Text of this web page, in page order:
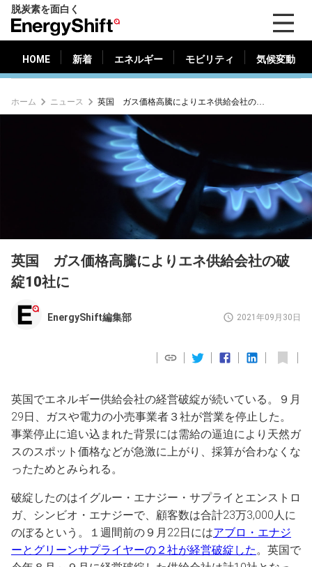
脱炭素を面白く
ナ
ジ
ー
フ
ト）
HOME 新着 エネルギー モビリティ 気候変動
新着 エネルギー 気候変動
ホーム ニュース 英国 ガス価格高騰によりエネ供給会社の破綻10社に
英国 ガス価格高騰によりエネ供給会社の破
綻10社に
EnergyShift編集部 2021年09月30日
英国でエネルギー供給会社の経営破綻が続いている。９月
29日、ガスや電力の小売事業者３社が営業を停止した。
事業停止に追い込まれた背景には需給の逼迫により天然ガ
スのスポット価格などが急激に上がり、採算が合わなくな
ったためとみられる。
破綻したのはイグルー・エナジー・サプライとエンストロ
ガ、シンビオ・エナジーで、顧客数は合計23万3,000人に
のぼるという。１週間前の９月22日にはアブロ・エナジ
ーとグリーンサプライヤーの２社が経営破綻した。英国で